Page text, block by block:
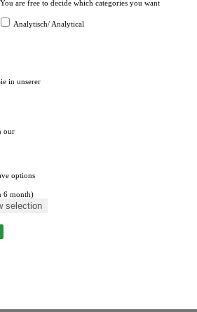
are free to decide which categories you want
Analytisch/ Analytical
in unserer
our
options
6 month)
selection